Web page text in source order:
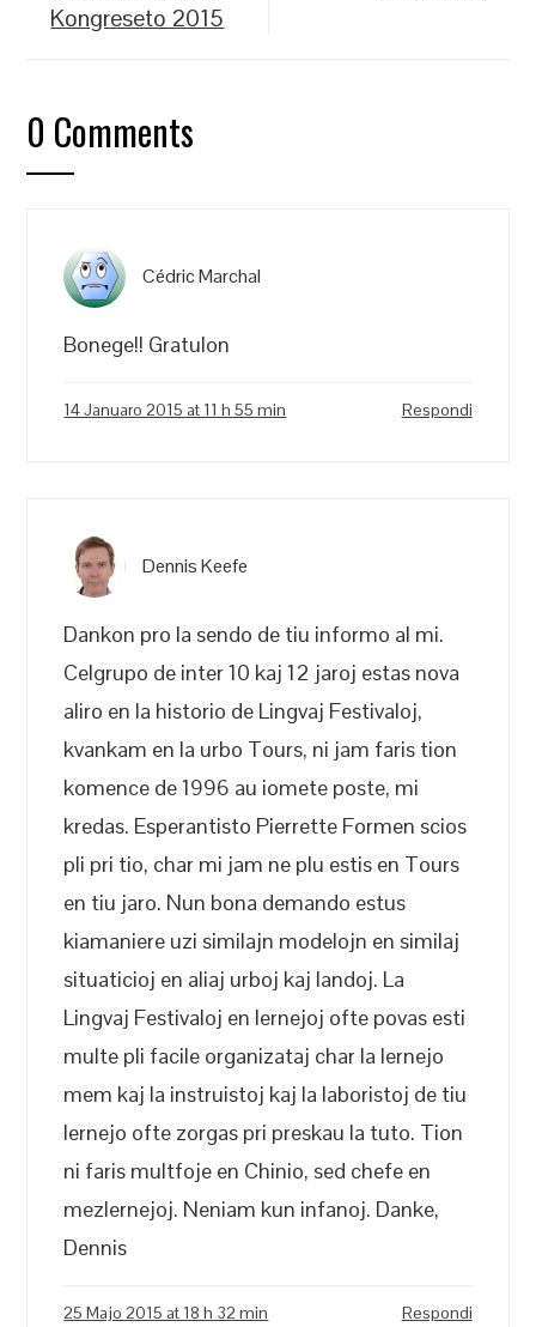
Kongreseto 2015
0 Comments
Cédric Marchal
Bonege!! Gratulon
14 Januaro 2015 at 11 h 55 min Respondi
Dennis Keefe
Dankon pro la sendo de tiu informo al mi.
Celgrupo de inter 10 kaj 12 jaroj estas nova
aliro en la historio de Lingvaj Festivaloj,
kvankam en la urbo Tours, ni jam faris tion
komence de 1996 au iomete poste, mi
kredas. Esperantisto Pierrette Formen scios
pli pri tio, char mi jam ne plu estis en Tours
en tiu jaro. Nun bona demando estus
kiamaniere uzi similajn modelojn en similaj
situaticioj en aliaj urboj kaj landoj. La
Lingvaj Festivaloj en lernejoj ofte povas esti
multe pli facile organizataj char la lernejo
mem kaj la instruistoj kaj la laboristoj de tiu
lernejo ofte zorgas pri preskau la tuto. Tion
ni faris multfoje en Chinio, sed chefe en
mezlernejoj. Neniam kun infanoj. Danke,
Dennis
25 Majo 2015 at 18 h 32 min Respondi